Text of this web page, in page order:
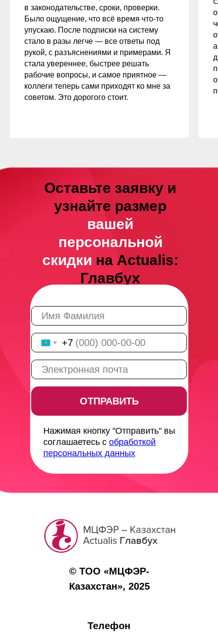
в законодательстве, сроки, проверки.
Было ощущение, что всё время что-то
упускаю. После подписки на систему
стало в разы легче — все ответы под
рукой, с разъяснениями и примерами. Я
стала увереннее, быстрее решать
рабочие вопросы, и самое приятное —
коллеги теперь сами приходят ко мне за
советом. Это дорогого стоит.
Оставьте заявку и
узнайте размер
вашей
персональной
скидки на Actualis:
Главбух
Нажимая кнопку "Отправить" вы
соглашаетесь с обработкой
персональных данных
+7
ОТПРАВИТЬ
© ТОО «МЦФЭР-
Казахстан», 2025
Телефон